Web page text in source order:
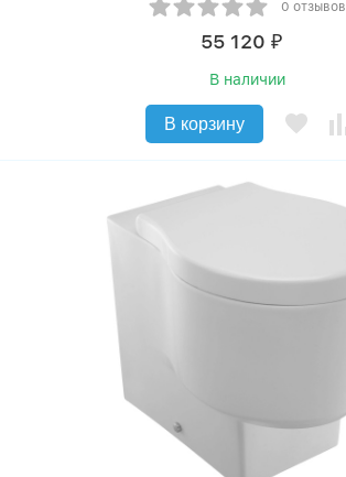
0 отзывов
55 120 ₽
В наличии
В корзину